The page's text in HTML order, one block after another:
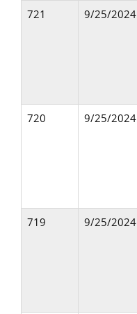
721
9/25/2024
720
9/25/2024
719
9/25/2024